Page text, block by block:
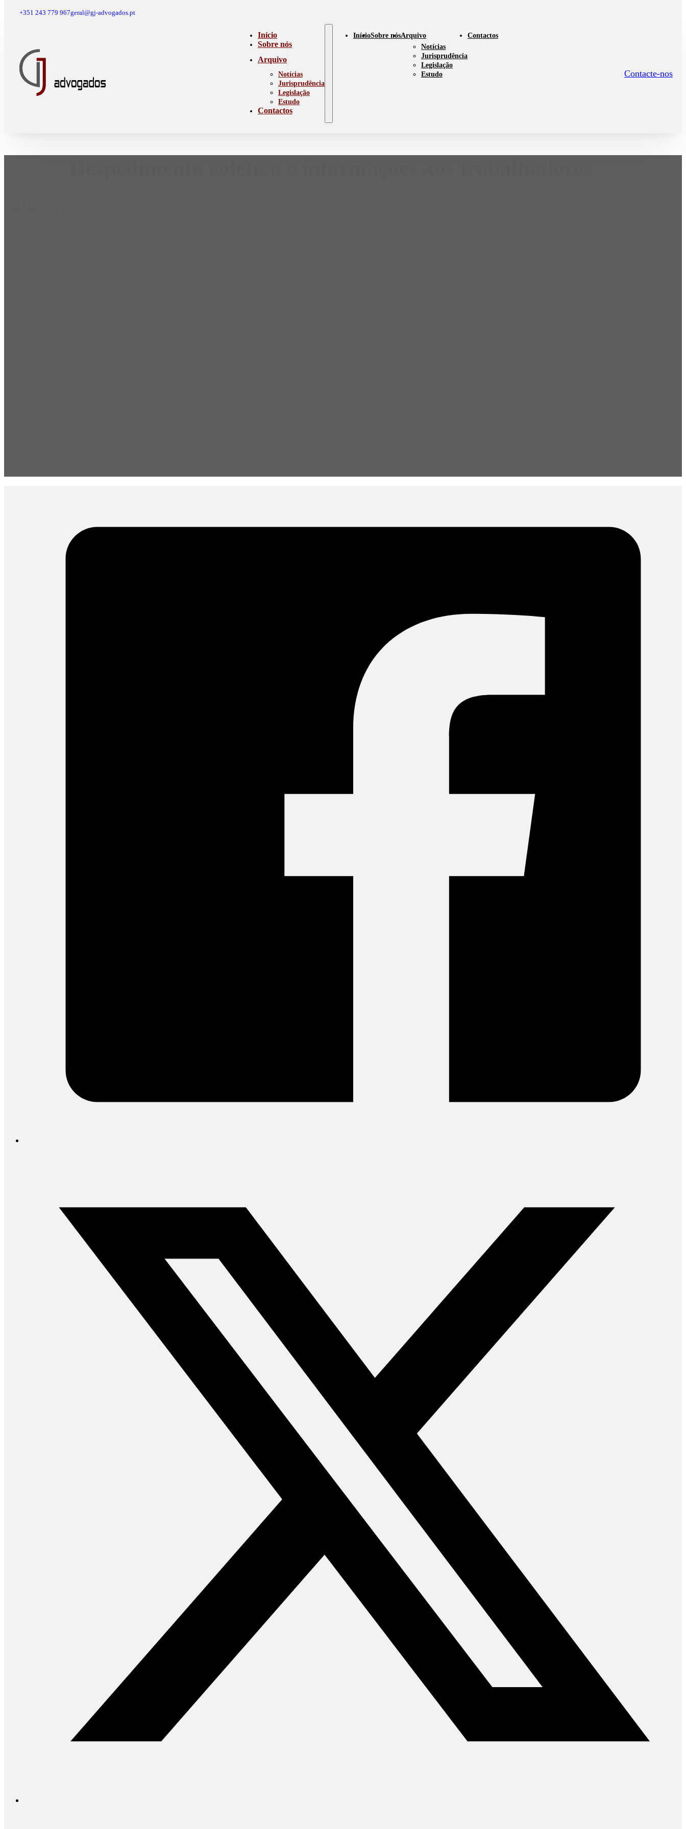
+351 243 779 967geral@gj-advogados.pt
Início
Sobre nós
Arquivo
Notícias
Jurisprudência
Legislação
Estudo
Contactos
InícioSobre nósArquivo
Notícias
Jurisprudência
Legislação
Estudo
Contactos
Contacte-nos